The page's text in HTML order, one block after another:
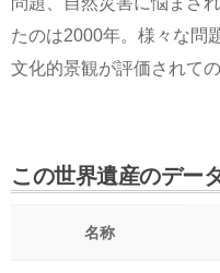
たのは2000年。様々な問
文化的景観が評価されて
この世界遺産のデー
名称